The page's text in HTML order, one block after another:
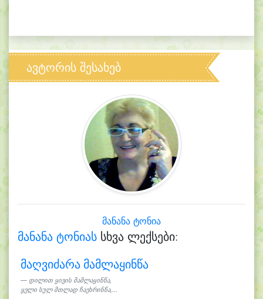
ავტორის შესახებ
მანანა ტონია
მანანა ტონიას სხვა ლექსები:
მაღვიძარა მამლაყინწა
დილით ყივის მამლაყინწა,
ყელი სულ მთლად ჩაეხრინწა,...